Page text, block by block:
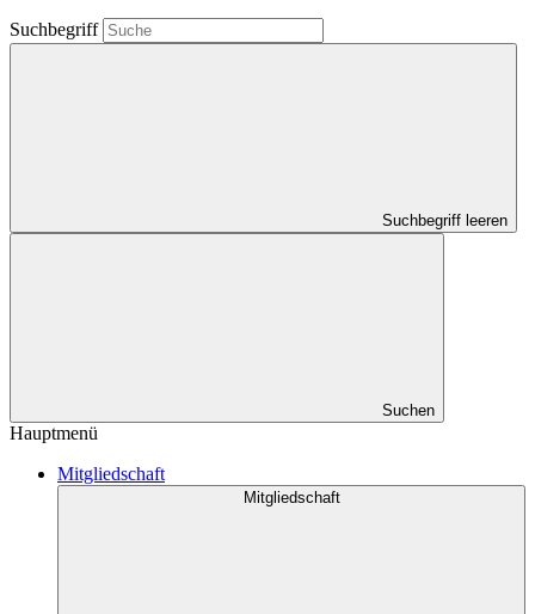
Suchbegriff
Suchbegriff leeren
Suchen
Hauptmenü
Mitgliedschaft
Mitgliedschaft